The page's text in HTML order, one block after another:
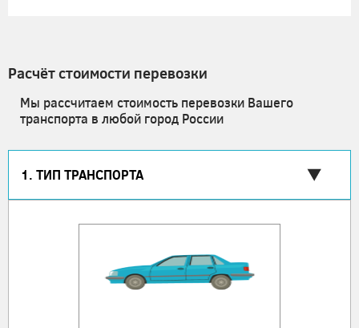
Расчёт стоимости перевозки
Мы рассчитаем стоимость перевозки Вашего
транспорта в любой город России
1. ТИП ТРАНСПОРТА